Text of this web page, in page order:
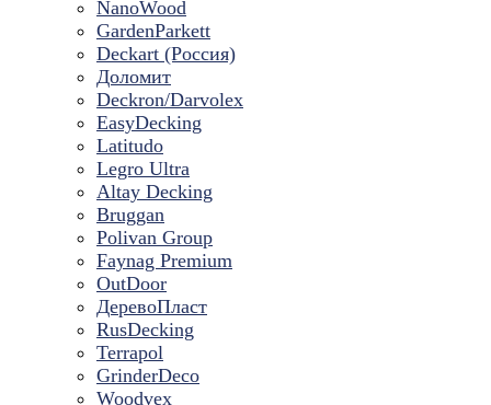
NanoWood
GardenParkett
Deckart (Россия)
Доломит
Deckron/Darvolex
EasyDecking
Latitudo
Legro Ultra
Altay Decking
Bruggan
Polivan Group
Faynag Premium
OutDoor
ДеревоПласт
RusDecking
Terrapol
GrinderDeco
Woodvex